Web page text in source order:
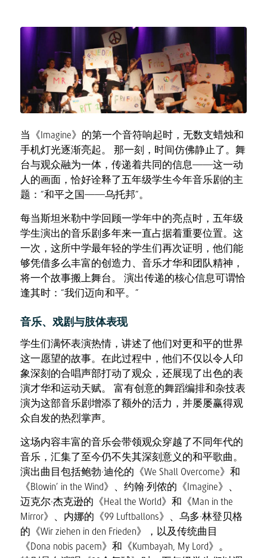
当《Imagine》的第一个音符响起时，无数支蜡烛和
手机灯光逐渐亮起。 那一刻，时间仿佛静止了。舞
台与观众融为一体，传递着共同的信息——这一动
人的画面，恰好诠释了五年级学生今年音乐剧的主
题：“和平之国——乌托邦”。
每当斯坦米勒中学回顾一学年中的亮点时，五年级
学生演出的音乐剧多年来一直占据着重要位置。这
一次，这所中学最年轻的学生们再次证明，他们能
够凭借多么丰富的创造力、音乐才华和团队精神，
将一个故事搬上舞台。 演出传递的核心信息可谓恰
逢其时：“我们迈向和平。”
音乐、戏剧与肢体表现
学生们满怀表演热情，讲述了他们对更和平的世界
这一愿望的故事。在此过程中，他们不仅以令人印
象深刻的合唱声部打动了观众，还展现了出色的表
演才华和运动天赋。 富有创意的舞蹈编排和杂技表
演为这部音乐剧增添了额外的活力，并屡屡赢得观
众自发的热烈掌声。
这场内容丰富的音乐会带领观众穿越了不同年代的
音乐，汇集了至今仍不失其深刻意义的和平歌曲。
演出曲目包括鲍勃·迪伦的《We Shall Overcome》和
《Blowin’ in the Wind》、约翰·列侬的《Imagine》、
迈克尔·杰克逊的《Heal the World》和《Man in the
Mirror》、内娜的《99 Luftballons》、乌多·林登贝格
的《Wir ziehen in den Frieden》，以及传统曲目
《Dona nobis pacem》和《Kumbayah, My Lord》。